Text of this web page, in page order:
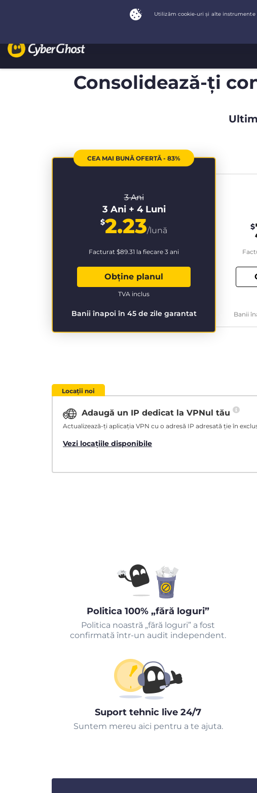
Consolidează-ți
CEA MAI BUNĂ OFERTĂ - 83%
3 Ani
3 Ani + 4 Luni
$2.23/lună
Facturat $89.31 la fiecare 3 ani
Obține planul
Banii înapoi în 45 de zile garantat
TVA inclus
$
Banii
Locații noi
Adaugă un IP dedicat la VPNul tău
Actualizează-ți aplicația VPN cu o adresă IP adresată ție în
Vezi locațiile disponibile
Politica 100% „fără loguri”
Politica noastră „fără loguri” a fost
confirmată într-un audit independent.
Suport tehnic live 24/7
Suntem mereu aici pentru a te ajuta.